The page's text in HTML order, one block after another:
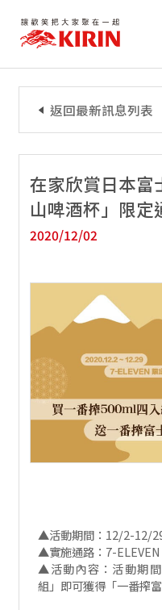
在家欣賞日本富
山啤酒杯」限定
2020/12/02
▲活動期間：12/2-12/
▲實施通路：7-
▲活動內容：活動期
組」即可獲得「一番搾
返回最新訊息列表